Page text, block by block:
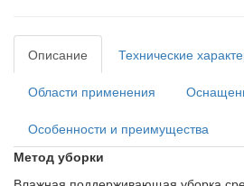
Описание Технические
Области применения
Особенности и преимущества
Метод уборки